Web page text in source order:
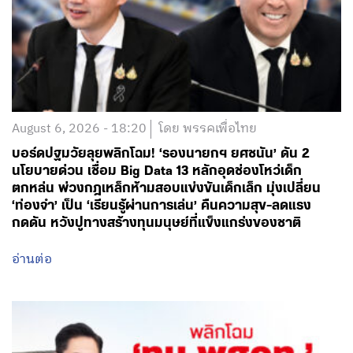
August 6, 2026 - 18:20 โดย พรรคเพื่อไทย
บอร์ดปฐมวัยลุยพลิกโฉม! ‘รองนายกฯ ยศชนัน’ ดัน 2
นโยบายด่วน เชื่อม Big Data 13 หลักอุดช่องโหว่เด็ก
ตกหล่น พ่วงกฎเหล็กห้ามสอบแข่งขันเด็กเล็ก มุ่งเปลี่ยน
‘ท่องจำ’ เป็น ‘เรียนรู้ผ่านการเล่น’ คืนความสุข-ลดแรง
กดดัน หวังปูทางสร้างทุนมนุษย์ที่แข็งแกร่งของชาติ
อ่านต่อ